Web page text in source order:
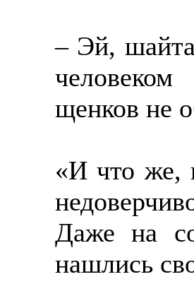
– Эй,
щенков не
«И что же,
Даже на
нашлись